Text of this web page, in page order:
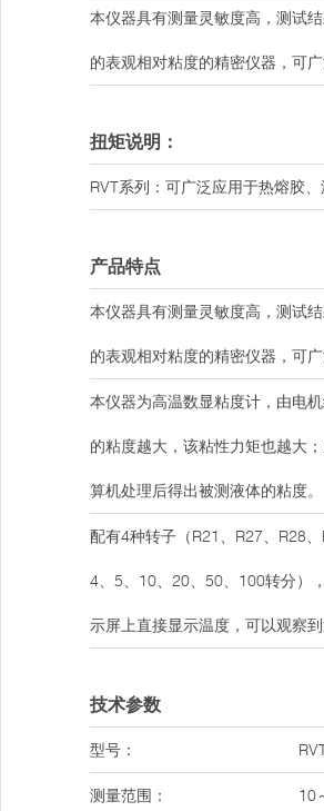
本仪器具有测量灵敏度高，测试
的表观相对粘度的精密仪器，可
扭矩说明：
RVT系列：可广泛应用于热熔胶
产品特点
本仪器具有测量灵敏度高，测试
的表观相对粘度的精密仪器，可
本仪器为高温数显粘度计，由电
的粘度越大，该粘性力矩也越大
算机处理后得出被测液体的粘度。
配有4种转子（R21、R27、R28
4、5、10、20、50、100转分）
示屏上直接显示温度，可以观察
技术参数
型号：
测量范围： 10